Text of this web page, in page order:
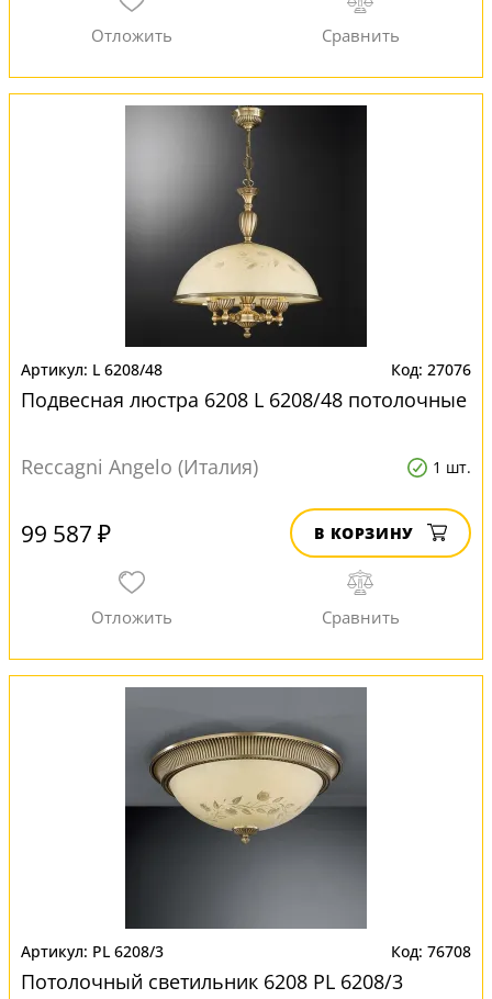
L 6208/48 27076
Подвесная люстра 6208 L 6208/48 потолочные
Reccagni Angelo (Италия) 1 шт.
99 587 ₽ В КОРЗИНУ
PL 6208/3 76708
Потолочный светильник 6208 PL 6208/3